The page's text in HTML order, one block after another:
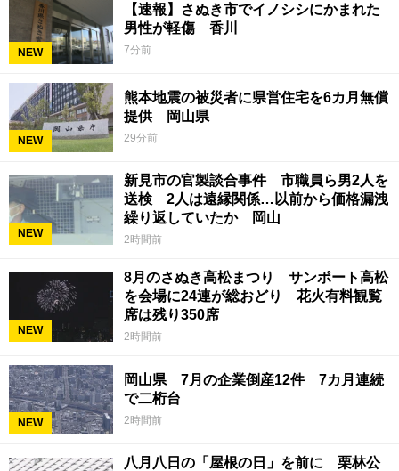
NEW
【速報】さぬき市でイノシシにかまれた
男性が軽傷 香川
7分前
NEW
熊本地震の被災者に県営住宅を6カ月無償
提供 岡山県
29分前
NEW
新見市の官製談合事件 市職員ら男2人を
送検 2人は遠縁関係…以前から価格漏洩
繰り返していたか 岡山
2時間前
NEW
8月のさぬき高松まつり サンポート高松
を会場に24連が総おどり 花火有料観覧
席は残り350席
2時間前
NEW
岡山県 7月の企業倒産12件 7カ月連続
で二桁台
2時間前
八月八日の「屋根の日」を前に 栗林公